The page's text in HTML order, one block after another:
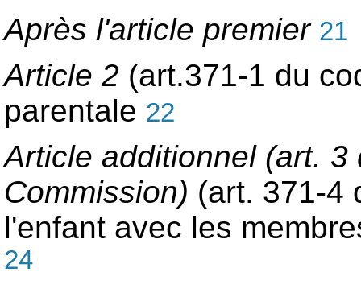
Après l'article premier 21
Article 2 (art.371-1 du
parentale 22
Article additionnel (art.
Commission) (art. 371-4
l'enfant avec les
24